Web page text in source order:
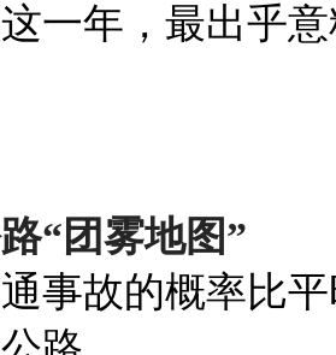
一年，最出乎
“团雾地图”
事故的概率比